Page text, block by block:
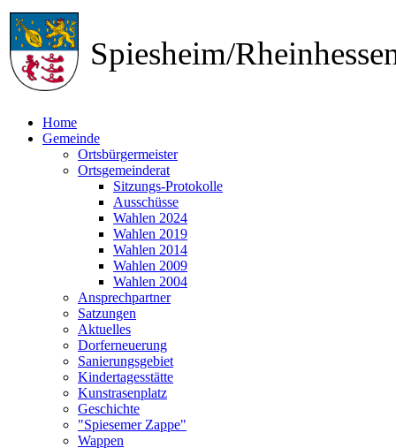
Spiesheim/
Home
Gemeinde
Ortsbürgermeister
Ortsgemeinderat
Sitzungs-Protokolle
Ausschüsse
Wahlen 2024
Wahlen 2019
Wahlen 2014
Wahlen 2009
Wahlen 2004
Ansprechpartner
Satzungen
Aktuelles
Dorferneuerung
Sanierungsgebiet
Kindertagesstätte
Kunstrasenplatz
Geschichte
"Spiesemer Zappe"
Wappen